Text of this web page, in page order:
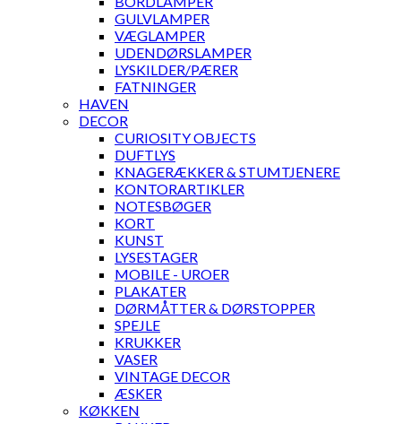
GULVLAMPER
VÆGLAMPER
UDENDØRSLAMPER
LYSKILDER/PÆRER
FATNINGER
HAVEN
DECOR
CURIOSITY OBJECTS
DUFTLYS
KNAGERÆKKER & STUMTJENERE
KONTORARTIKLER
NOTESBØGER
KORT
KUNST
LYSESTAGER
MOBILE - UROER
PLAKATER
DØRMÅTTER & DØRSTOPPER
SPEJLE
KRUKKER
VASER
VINTAGE DECOR
ÆSKER
KØKKEN